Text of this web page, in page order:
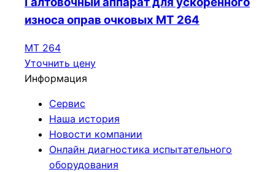
износа оправ очковых МТ 264
МТ 264
Уточнить цену
Информация
Сервис
Наша история
Новости компании
Онлайн диагностика испытательного
оборудования